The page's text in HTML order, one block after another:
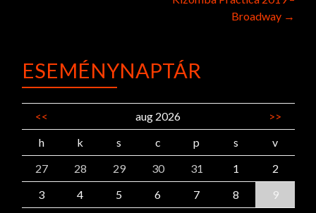
Broadway →
ESEMÉNYNAPTÁR
<< aug 2026
>>
h
k s c p s
v
27
28 29 30 31 1
2
3
4 5 6 7 8
9